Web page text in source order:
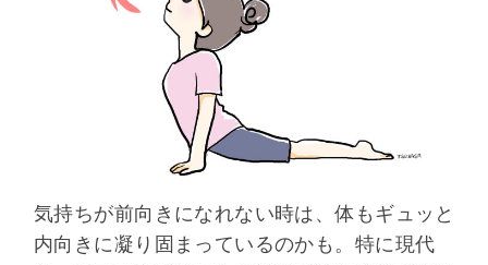
気持ちが前向きになれない時は、体もギュッと
内向きに凝り固まっているのかも。特に現代